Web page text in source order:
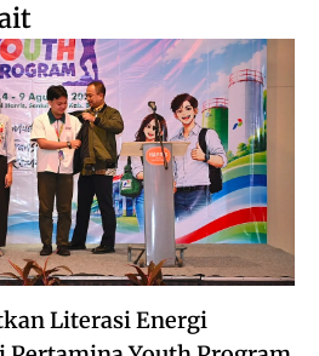
Literasi Energi